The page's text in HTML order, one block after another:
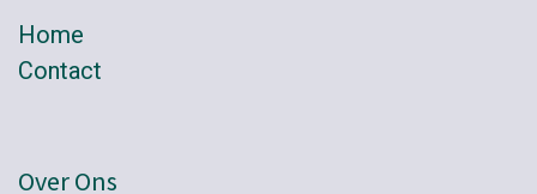
Home
Contact
Over Ons